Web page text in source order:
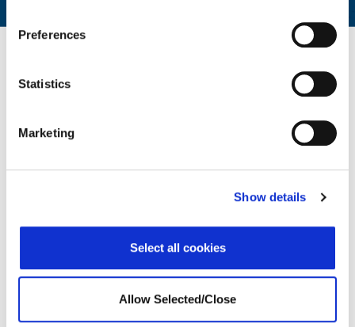
Preferences
Statistics
Marketing
Show details
Select all cookies
Allow Selected/Close
Étude de cas
In My Hands